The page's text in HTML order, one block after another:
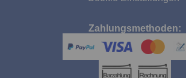
Zahlungsmethoden: